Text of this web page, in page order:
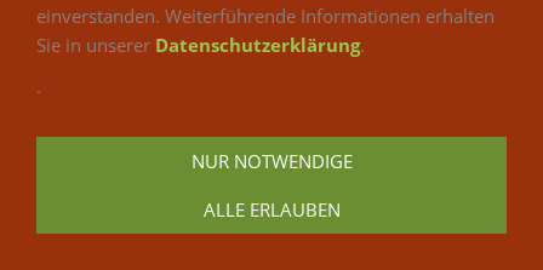
einverstanden. Weiterführende Informationen erhalten
Sie in unserer Datenschutzerklärung.
.
NUR NOTWENDIGE
ALLE ERLAUBEN